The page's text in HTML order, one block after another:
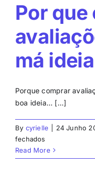
Por
má ideia
Porque comprar
boa ideia… [...]
By cyrielle 24 Junho
fechadosem
Por
que
Read More